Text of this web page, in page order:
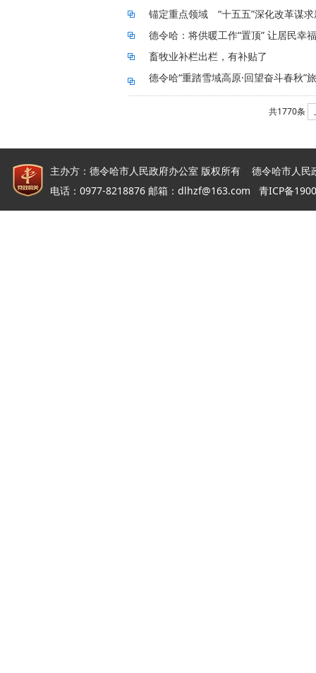
锚定重点领域 “十五五”深化改革谋
德令哈：将供暖工作“置顶” 让居民幸
畜牧业补栏出栏，有补贴了
德令哈“重踏雪域高原·回望奋斗春秋”
共1770条
主办方：德令哈市人民政府办公室 版权所有 德令哈市人
电话：0977-8218876 邮箱：dlhzf@163.com 青ICP备